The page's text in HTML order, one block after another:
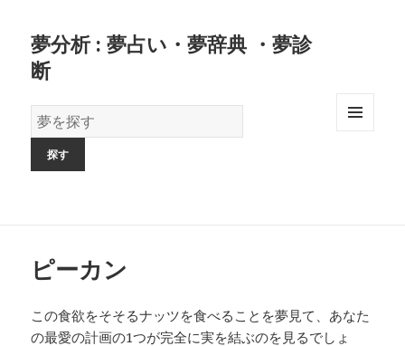
夢分析 : 夢占い・夢辞典 ・夢診
断
夢
の
ピーカン
この食欲をそそるナッツを食べることを夢見て、あなた
の最愛の計画の1つが完全に実を結ぶのを見るでしょ